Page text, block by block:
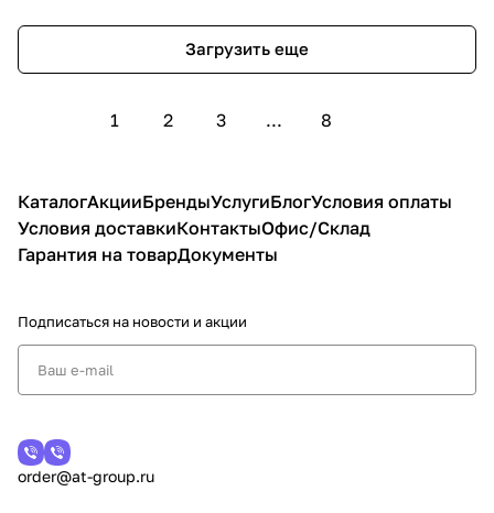
Загрузить еще
1 2 3 ... 8
КаталогАкцииБрендыУслугиБлогУсловия оплаты
Условия доставкиКонтактыОфис/Склад
Гарантия на товарДокументы
Подписаться на новости и акции
order@at-group.ru